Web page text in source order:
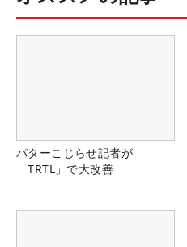
パターこじらせ記者が
「TRTL」で大改善